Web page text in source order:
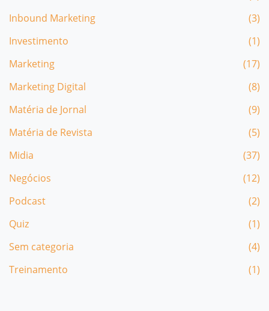
Inbound Marketing
(3)
Investimento
(1)
Marketing
(17)
Marketing Digital
(8)
Matéria de Jornal
(9)
Matéria de Revista
(5)
Midia
(37)
Negócios
(12)
Podcast
(2)
Quiz
(1)
Sem categoria
(4)
Treinamento
(1)